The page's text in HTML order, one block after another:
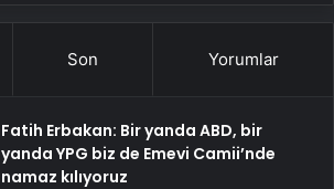
Son Yorumlar
Fatih Erbakan: Bir yanda ABD, bir
yanda YPG biz de Emevi Camii’nde
namaz kılıyoruz